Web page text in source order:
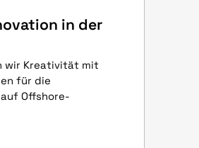
in der
wir Kreativität mit
für die
Offshore-